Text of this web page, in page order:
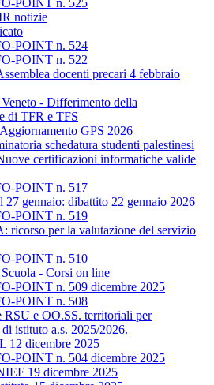
POINT n. 525
notizie
POINT n. 524
POINT n. 522
docenti precari 4 febbraio
- Differimento della
di TFR e TFS
GPS 2026
schedatura studenti palestinesi
certificazioni informatiche valide
POINT n. 517
27 gennaio: dibattito 22 gennaio 2026
POINT n. 519
ricorso per la valutazione del servizio
POINT n. 510
- Corsi on line
POINT n. 509 dicembre 2025
POINT n. 508
RSU e OO.SS. territoriali per
istituto a.s. 2025/2026.
12 dicembre 2025
POINT n. 504 dicembre 2025
19 dicembre 2025